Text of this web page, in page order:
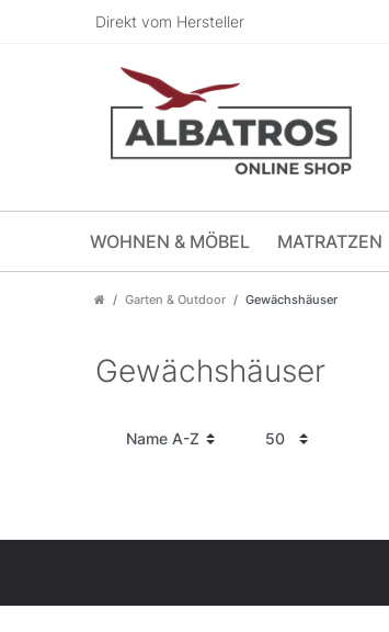
Direkt vom Hersteller
WOHNEN & MÖBEL MATRATZEN
Garten & Outdoor Gewächshäuser
Gewächshäuser